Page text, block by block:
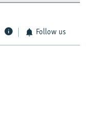
Follow us